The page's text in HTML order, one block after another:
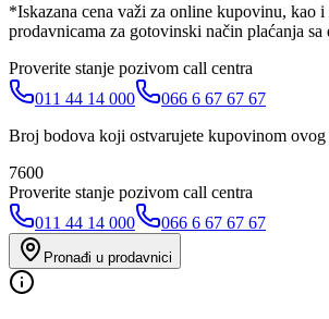
*Iskazana cena važi za online kupovinu, kao
prodavnicama za gotovinski način plaćanja sa
Proverite stanje pozivom call centra
011 44 14 000
066 6 67 67 67
Broj bodova koji ostvarujete kupovinom ovog
7600
Proverite stanje pozivom call centra
011 44 14 000
066 6 67 67 67
Pronađi u prodavnici